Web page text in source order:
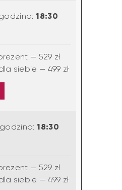
18:30
— 529 zł
siebie — 499 zł
godzina: 18:30
— 529 zł
siebie — 499 zł